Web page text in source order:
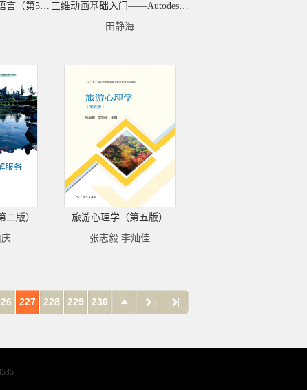
编程语言基础——C语言（第5版）
三维动画基础入门——Autodesk Maya 2015(第2版)
田静海
二版）
旅游心理学（第五版）
张志毅 李灿佳
227 228 229 230